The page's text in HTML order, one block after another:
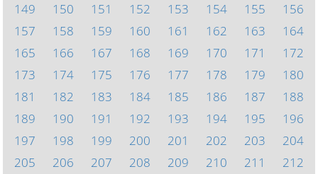
149
150 151 152 153 154 155
156
157
158 159 160 161 162 163
164
165
166 167 168 169 170 171
172
173
174 175 176 177 178 179
180
181
182 183 184 185 186 187
188
189
190 191 192 193 194 195
196
197
198 199 200 201 202 203
204
205
206 207 208 209 210 211
212